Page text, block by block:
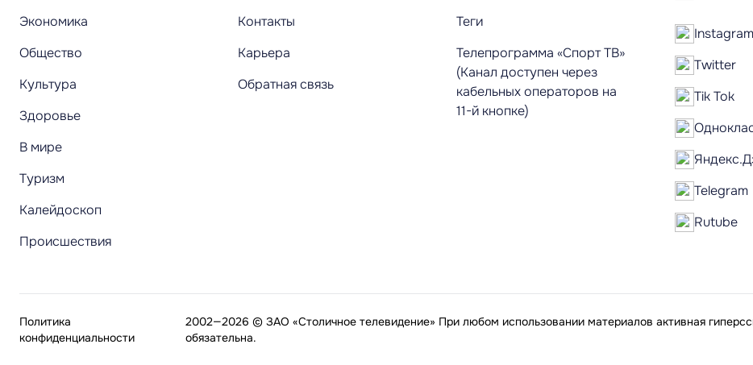
Экономика
Общество
Культура
Здоровье
В мире
Туризм
Калейдоскоп
Происшествия
Контакты
Карьера
Обратная связь
Теги
Телепрограмма «Спорт ТВ»
(Канал доступен через
кабельных операторов на
11-й кнопке)
Instagram
Twitter
Tik Tok
Telegram
Rutube
2002—2026 © ЗАО «Столичное телевидение» При любом использовании материалов активная
обязательна.
Политика
конфиденциальности